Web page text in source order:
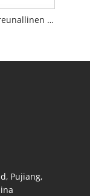
Ylisuuri reunallinen tyhjä levyke aurinkohattu naiselle
Pujiang,